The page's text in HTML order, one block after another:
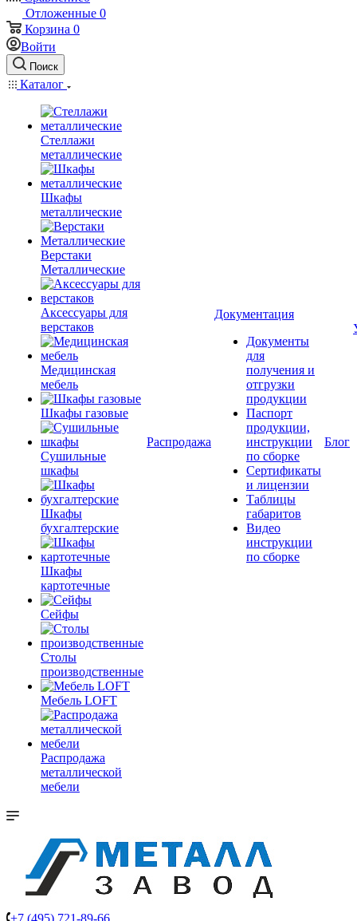
Отложенные 0
Корзина 0
Войти
Поиск
Каталог
Стеллажи
металлические
Шкафы
металлические
Верстаки
Металлические
Аксессуары для
верстаков
Медицинская
мебель
Шкафы газовые
Сушильные
шкафы
Шкафы
бухгалтерские
Шкафы
картотечные
Сейфы
Столы
производственные
Мебель LOFT
Распродажа
металлической
мебели
Распродажа
Документация
Документы
для
получения и
отгрузки
продукции
Паспорт
продукции,
инструкции
по сборке
Сертификаты
и лицензии
Таблицы
габаритов
Видео
инструкции
по сборке
Блог
+7 (495) 721-89-66